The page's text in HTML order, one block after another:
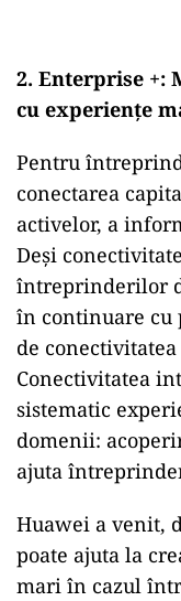
2. Enterprise
cu experiențe
Pentru
conectarea
activelor, a
Deși
întreprinderilor
în continuare cu
de
Conectivitatea
sistematic
domenii:
ajuta
Huawei a venit,
poate ajuta la
mari în cazul